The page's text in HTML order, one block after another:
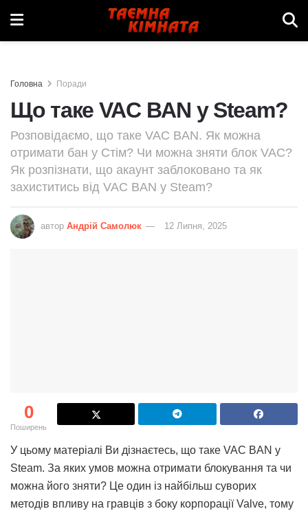
Головна Поради
Що таке VAC BAN у Steam?
Розповідаємо, що таке VAC BAN. Як можна
отримати бан у Стім? Чи можна зняти блок VAC?
Як розпізнати, що акаунт заблоковано та як
захиститись від VAC BAN у Steam?
автор Андрій Самолюк 12 Липня, 2025
0
Поширень
У цьому матеріалі Ви дізнаєтесь, що таке VAC BAN у
Steam. За яких умов можна отримати блокування та чи
можна його зняти? Це один із найбільш суворих
методів впливу на гравців з боку корпорації Valve, тому